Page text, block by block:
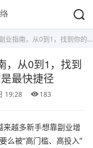
从0到1，找到你的赚钱路径，才是最快捷径
，从0到1，找到
最快捷径
19:28 183
越多新手想靠副业增
么被“高门槛、高投入”